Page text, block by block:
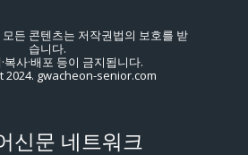
든 콘텐츠는 저작권법의 보호를 받
습니다.
복사·배포 등이 금지됩니다.
2024. gwacheon-senior.com
신문 네트워크